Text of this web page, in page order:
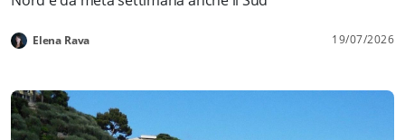
Elena Rava 19/07/2026